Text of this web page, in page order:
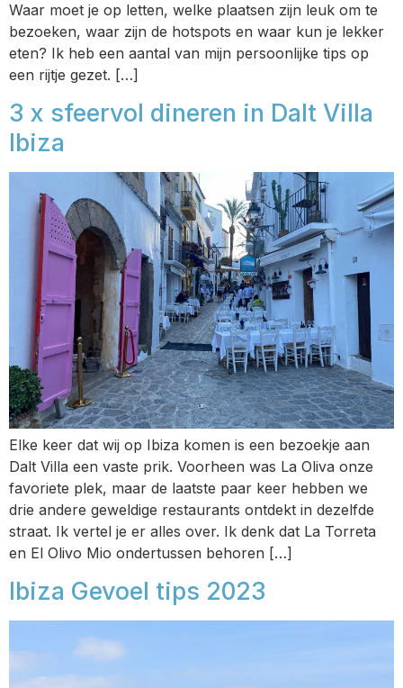
Waar moet je op letten, welke plaatsen zijn leuk om te
bezoeken, waar zijn de hotspots en waar kun je lekker
eten? Ik heb een aantal van mijn persoonlijke tips op
een rijtje gezet. […]
3 x sfeervol dineren in Dalt Villa
Ibiza
Elke keer dat wij op Ibiza komen is een bezoekje aan
Dalt Villa een vaste prik. Voorheen was La Oliva onze
favoriete plek, maar de laatste paar keer hebben we
drie andere geweldige restaurants ontdekt in dezelfde
straat. Ik vertel je er alles over. Ik denk dat La Torreta
en El Olivo Mio ondertussen behoren […]
Ibiza Gevoel tips 2023